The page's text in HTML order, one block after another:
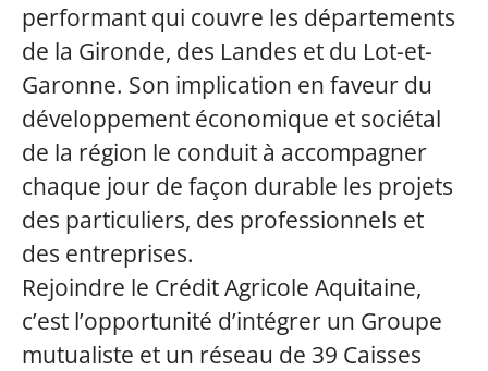
performant qui couvre les départements
de la Gironde, des Landes et du Lot-et-
Garonne. Son implication en faveur du
développement économique et sociétal
de la région le conduit à accompagner
chaque jour de façon durable les projets
des particuliers, des professionnels et
des entreprises.
Rejoindre le Crédit Agricole Aquitaine,
c’est l’opportunité d’intégrer un Groupe
mutualiste et un réseau de 39 Caisses